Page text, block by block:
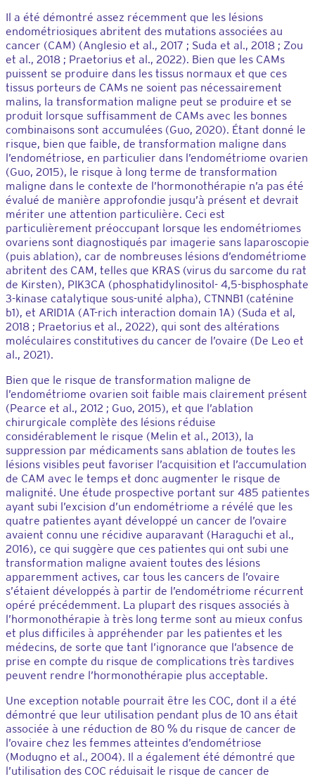
Il a été démontré assez récemment que les lésions
endométriosiques abritent des mutations associées au
cancer (CAM) (Anglesio et al., 2017 ; Suda et al., 2018 ; Zou
et al., 2018 ; Praetorius et al., 2022). Bien que les CAMs
puissent se produire dans les tissus normaux et que ces
tissus porteurs de CAMs ne soient pas nécessairement
malins, la transformation maligne peut se produire et se
produit lorsque suffisamment de CAMs avec les bonnes
combinaisons sont accumulées (Guo, 2020). Étant donné le
risque, bien que faible, de transformation maligne dans
l’endométriose, en particulier dans l’endométriome ovarien
(Guo, 2015), le risque à long terme de transformation
maligne dans le contexte de l’hormonothérapie n’a pas été
évalué de manière approfondie jusqu’à présent et devrait
mériter une attention particulière. Ceci est
particulièrement préoccupant lorsque les endométriomes
ovariens sont diagnostiqués par imagerie sans laparoscopie
(puis ablation), car de nombreuses lésions d’endométriome
abritent des CAM, telles que KRAS (virus du sarcome du rat
de Kirsten), PIK3CA (phosphatidylinositol- 4,5-bisphosphate
3-kinase catalytique sous-unité alpha), CTNNB1 (caténine
b1), et ARID1A (AT-rich interaction domain 1A) (Suda et al,
2018 ; Praetorius et al., 2022), qui sont des altérations
moléculaires constitutives du cancer de l’ovaire (De Leo et
al., 2021).
Bien que le risque de transformation maligne de
l’endométriome ovarien soit faible mais clairement présent
(Pearce et al., 2012 ; Guo, 2015), et que l’ablation
chirurgicale complète des lésions réduise
considérablement le risque (Melin et al., 2013), la
suppression par médicaments sans ablation de toutes les
lésions visibles peut favoriser l’acquisition et l’accumulation
de CAM avec le temps et donc augmenter le risque de
malignité. Une étude prospective portant sur 485 patientes
ayant subi l’excision d’un endométriome a révélé que les
quatre patientes ayant développé un cancer de l’ovaire
avaient connu une récidive auparavant (Haraguchi et al.,
2016), ce qui suggère que ces patientes qui ont subi une
transformation maligne avaient toutes des lésions
apparemment actives, car tous les cancers de l’ovaire
s’étaient développés à partir de l’endométriome récurrent
opéré précédemment. La plupart des risques associés à
l’hormonothérapie à très long terme sont au mieux confus
et plus difficiles à appréhender par les patientes et les
médecins, de sorte que tant l’ignorance que l’absence de
prise en compte du risque de complications très tardives
peuvent rendre l’hormonothérapie plus acceptable.
Une exception notable pourrait être les COC, dont il a été
démontré que leur utilisation pendant plus de 10 ans était
associée à une réduction de 80 % du risque de cancer de
l’ovaire chez les femmes atteintes d’endométriose
(Modugno et al., 2004). Il a également été démontré que
l’utilisation des COC réduisait le risque de cancer de